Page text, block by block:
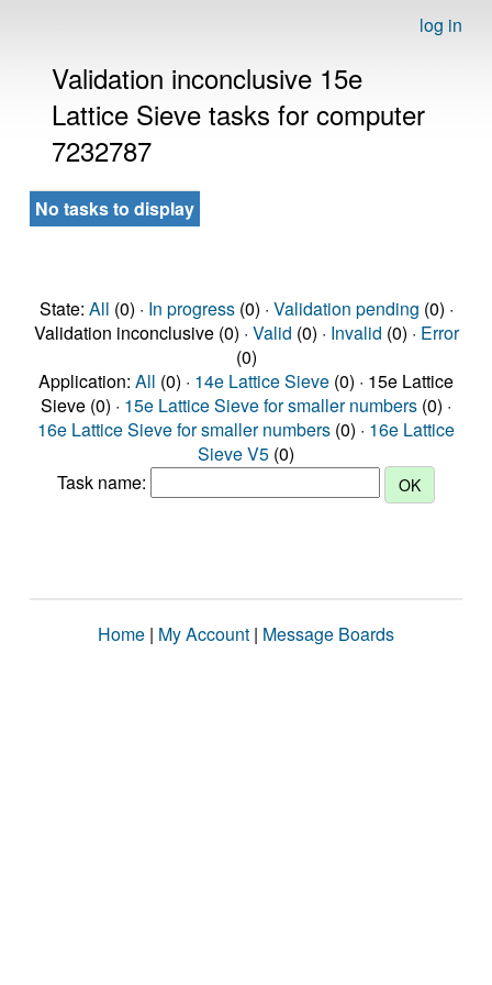
log in
Validation inconclusive 15e
Lattice Sieve tasks for computer
7232787
No tasks to display
State: All (0) · In progress(0) · Validation pending (0) ·
Validation inconclusive (0) · Valid (0) · Invalid (0) · Error
(0)
Application: All (0) · 14e Lattice Sieve (0) · 15e Lattice
Sieve (0) · 15e Lattice Sieve for smaller numbers (0) ·
16e Lattice Sieve for smaller numbers (0) · 16e Lattice
Sieve V5 (0)
Task name:
Home | My Account | Message Boards